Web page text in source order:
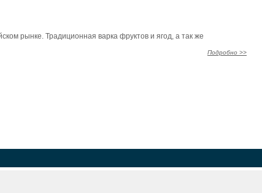
рынке. Традиционная варка фруктов и ягод, а так же
Подробно >>